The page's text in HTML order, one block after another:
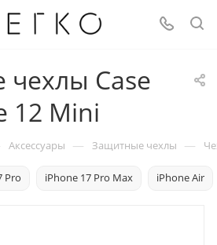
Case
12 Mini
Аксессуары — Защитные чехлы —
Pro iPhone 17 Pro Max iPhone Air